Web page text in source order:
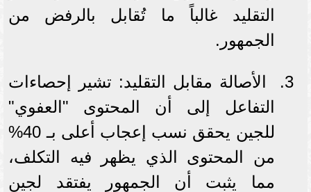
التقليد غالباً ما تُقابل بالرفض من
الجمهور.
الأصالة مقابل التقليد: تشير إحصاءات
التفاعل إلى أن المحتوى "العفوي"
للجين يحقق نسب إعجاب أعلى بـ 40%
من المحتوى الذي يظهر فيه التكلف،
مما يثبت أن الجمهور يفتقد لجين